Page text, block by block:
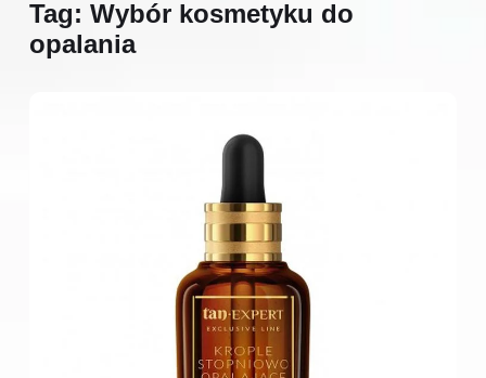
Tag: Wybór kosmetyku do
opalania